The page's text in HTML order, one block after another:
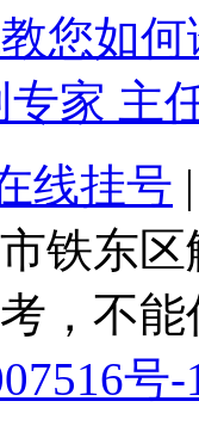
您如
家 主
线挂号
铁东
，不
号-